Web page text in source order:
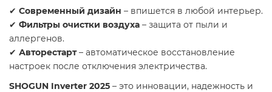
✔ Современный дизайн – впишется в любой интерьер.
✔ Фильтры очистки воздуха – защита от пыли и
аллергенов.
✔ Авторестарт– автоматическое восстановление
настроек после отключения электричества.
SHOGUN Inverter 2025 – это инновации, надежность и